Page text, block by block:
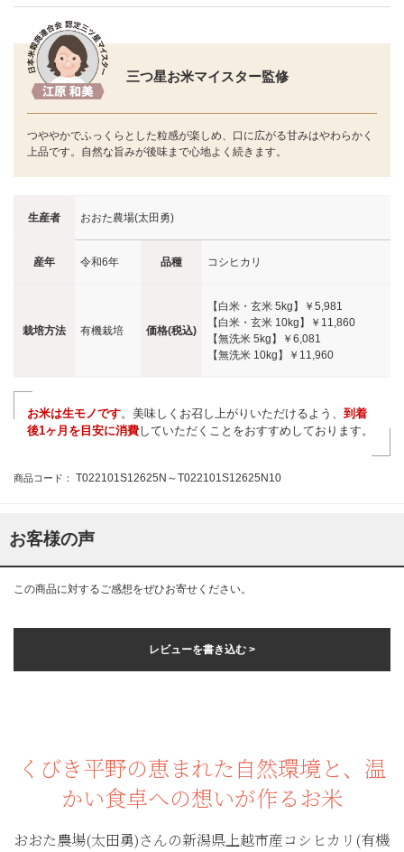
三つ星お米マイスター監修
つややかでふっくらとした粒感が楽しめ、口に広がる甘みはやわらかく
上品です。自然な旨みが後味まで心地よく続きます。
生産者 おおた農場(太田勇)
産年 令和6年 品種 コシヒカリ
栽培方法 有機栽培 価格(税込)
【白米・玄米 5kg】
￥5,981
【白米・玄米 10kg】
￥11,860
【無洗米 5kg】
￥6,081
【無洗米 10kg】
￥11,960
お米は生モノです。美味しくお召し上がりいただけるよう、 到着
後1ヶ月を目安に消費していただくことをおすすめしております。
商品コード： T022101S12625N～T022101S12625N10
お客様の声
この商品に対するご感想をぜひお寄せください。
レビューを書き込む >
くびき平野の恵まれた自然環境と、温
かい食卓への想いが作るお米
おおた農場(太田勇)さんの新潟県上越市産コシヒカリ(有機